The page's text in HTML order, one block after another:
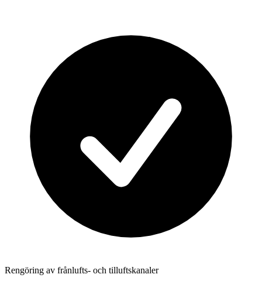
Rengöring av frånlufts- och tilluftskanaler